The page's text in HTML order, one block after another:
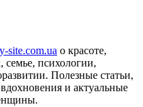
site.com.ua о красоте,
семье, психологии,
Полезные статьи,
и актуальные